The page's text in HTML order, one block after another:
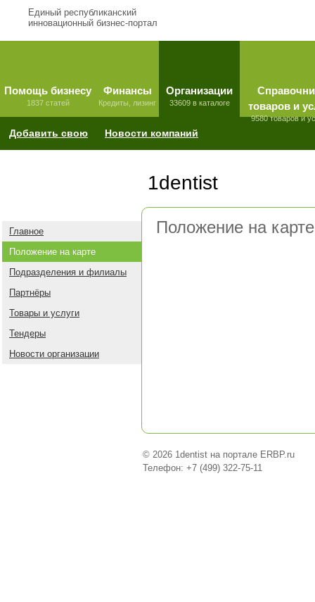
Единый республиканский
инновационный бизнес-портал
Помощь бизнесу
1837 статей
Финансы
Кредиты, лизинг
Организации
33609 в каталоге
товаров и
9580 товаров и
Добавить свою Новости компаний
1dentist
Главное
Положение на карте
Подразделения и филиалы
Партнёры
Товары и услуги
Тендеры
Новости организации
Положение на
© 2026 1dentist на портале ERBP.ru
Телефон: +7 (499) 322-75-11